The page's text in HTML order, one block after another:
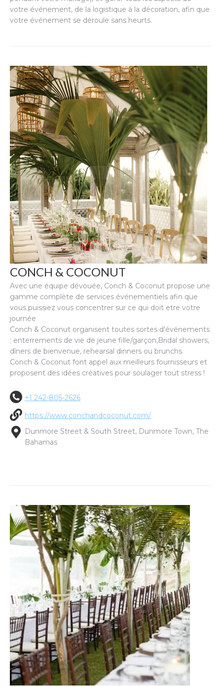
votre événement, de la logistique à la décoration, afin que
votre événement se déroule sans heurts.
CONCH & COCONUT
Avec une équipe dévouée, Conch & Coconut propose une
gamme complète de services événementiels afin que
vous puissiez vous concentrer sur ce qui doit etre votre
journée
Conch & Coconut organisent toutes sortes d’événements
: enterrements de vie de jeune fille/garçon,Bridal showers,
dîners de bienvenue, rehearsal dinners ou brunchs.
Conch & Coconut font appel aux meilleurs fournisseurs et
proposent des idées créatives pour soulager tout stress !
+1 242-805-2626
https://www.conchandcoconut.com/
Dunmore Street & South Street, Dunmore Town, The
Bahamas